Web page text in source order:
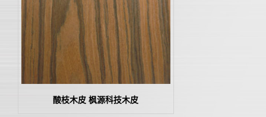
酸枝木皮 枫源科技木皮